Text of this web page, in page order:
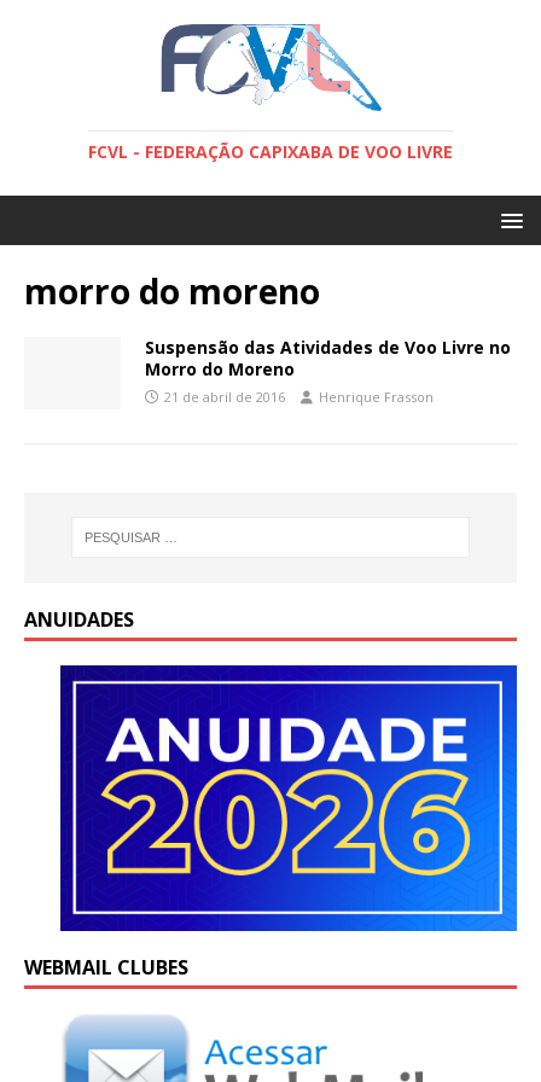
FCVL - FEDERAÇÃO CAPIXABA DE VOO LIVRE
morro do moreno
Suspensão das Atividades de Voo Livre no
Morro do Moreno
21 de abril de 2016 Henrique Frasson
ANUIDADES
WEBMAIL CLUBES